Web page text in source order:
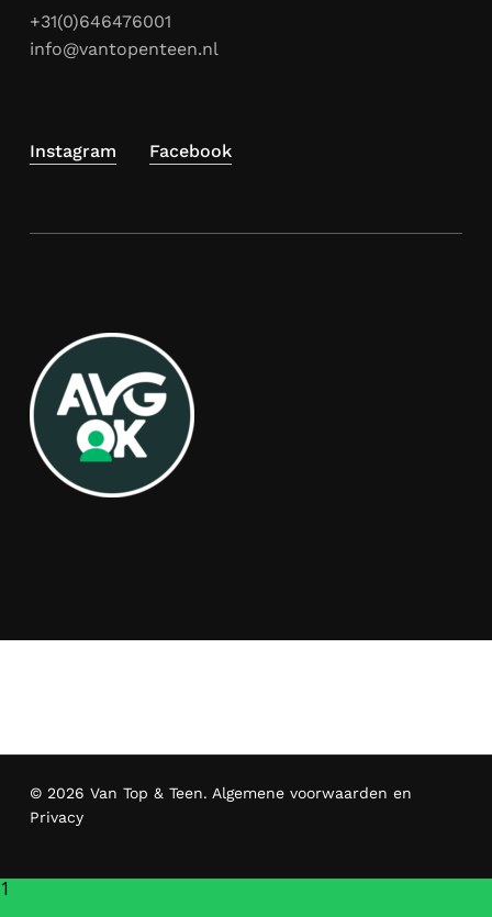
+31(0)646476001
info@vantopenteen.nl
Instagram Facebook
© 2026 Van Top & Teen. Algemene voorwaarden en
Privacy
1